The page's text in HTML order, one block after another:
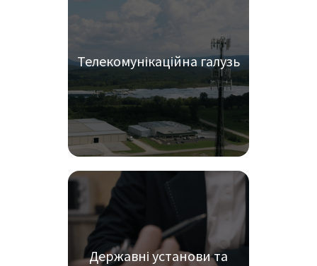
Телекомунікаційна галузь
Державні установи та